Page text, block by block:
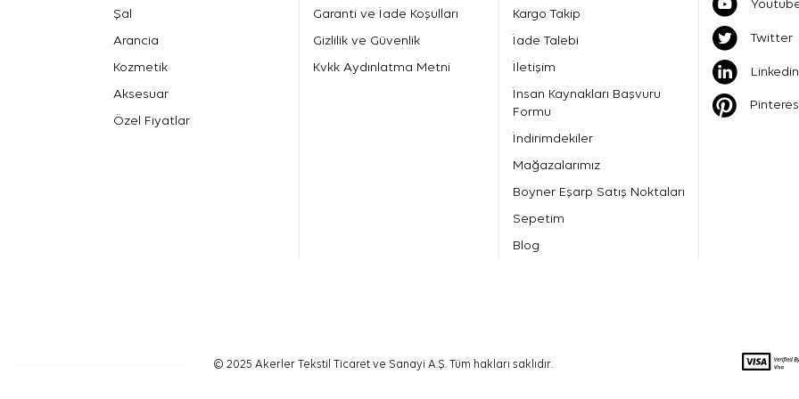
Şal
Arancia
Kozmetik
Aksesuar
Özel Fiyatlar
Garanti ve İade Koşulları
Gizlilik ve Güvenlik
Kvkk Aydınlatma Metni
Kargo Takip
İade Talebi
İletişim
İnsan Kaynakları Başvuru
Formu
İndirimdekiler
Mağazalarımız
Boyner Eşarp Satış Noktaları
Sepetim
Blog
Twitter
Linkedin
© 2025 Akerler Tekstil Ticaret ve Sanayi A.Ş. Tüm hakları saklıdır.